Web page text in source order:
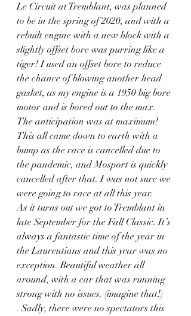
Le Circuit at Tremblant, was planned
to be in the spring of 2020, and with a
rebuilt engine with a new block with a
slightly offset bore was purring like a
tiger! I used an offset bore to reduce
the chance of blowing another head
gasket, as my engine is a 1950 big bore
motor and is bored out to the max.
The anticipation was at maximum!
This all came down to earth with a
bump as the race is cancelled due to
the pandemic, and Mosport is quickly
cancelled after that. I was not sure we
were going to race at all this year.
As it turns out we got to Tremblant in
late September for the Fall Classic. It’s
always a fantastic time of the year in
the Laurentians and this year was no
exception. Beautiful weather all
around, with a car that was running
strong with no issues. (imagine that!)
. Sadly, there were no spectators this